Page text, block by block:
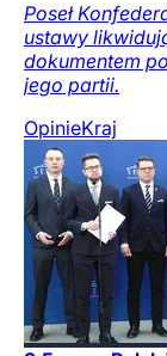
Poseł
ustawy
dokumentem
jego partii.
OpinieKraj